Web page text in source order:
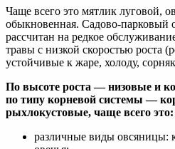
Чаще всего это мятлик луговой,
обыкновенная. Садово-парковый
рассчитан на редкое
травы с низкой скоростью роста
устойчивые к жаре, холоду,
По высоте роста — низовые и
по типу корневой системы —
рыхлокустовые, чаще всего это:
различные виды овсяницы: